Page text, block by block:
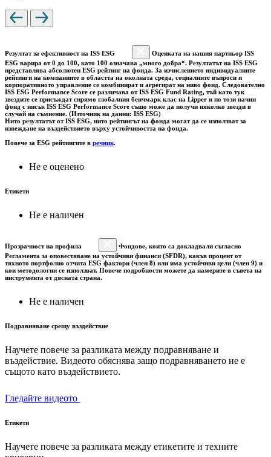
Резултат за ефективност на ISS ESG
Оценката на нашия партньор ISS
ESG варира от 0 до 100, като 100 означава „много добра“. Резултатът на ISS ESG
представлява абсолютен ESG рейтинг на фонда. За изчислението индивидуалните
рейтинги на компаниите в областта на околната среда, социалните въпроси и
корпоративното управление се комбинират и агрегират на ниво фонд. Следователно
ISS ESG Performance Score се различава от ISS ESG Fund Rating, тъй като тук
звездите се присъждат спрямо глобалния бенчмарк клас на Lipper и по този начин
фонд с нисък ISS ESG Performance Score също може да получи няколко звезди в
случай на съмнение. (Източник на данни: ISS ESG)
Нито резултатът от ISS ESG, нито рейтингът на фонда могат да се използват за
извеждане на въздействието върху устойчивостта на фонда.
Повече за ESG рейтингите в речник.
Не е оценено
Етикети
Не е наличен
Прозрачност на профила
Фондове, които са докладвали съгласно
Регламента за оповестяване на устойчиви финанси (SFDR), какъв процент от
тяхното портфолио отчита ESG фактори (член 8) или има устойчиви цели (член 9) и
кои методологии се използват. Повече подробности можете да намерите в съвета на
инструмента от дясната страна.
Не е наличен
Подравняване срещу въздействие
Научете повече за разликата между подравняване и
въздействие. Видеото обяснява защо подравняването не е
същото като въздействието.
Гледайте видеото
Етикети
Научете повече за разликата между етикетите и техните